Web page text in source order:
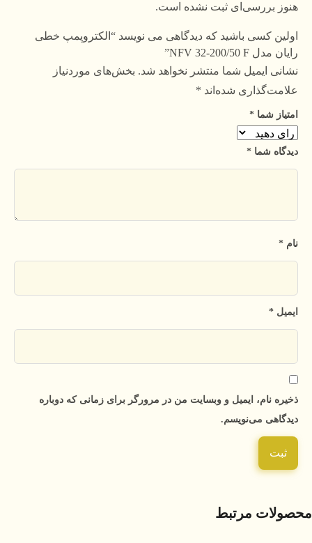
هنوز بررسی‌ای ثبت نشده است.
اولین کسی باشید که دیدگاهی می نویسد “الکتروپمپ خطی
رایان مدل NFV 32-200/50 F”
نشانی ایمیل شما منتشر نخواهد شد. بخش‌های موردنیاز
علامت‌گذاری شده‌اند *
امتیاز شما *
دیدگاه شما *
نام *
ایمیل *
ذخیره نام، ایمیل و وبسایت من در مرورگر برای زمانی که دوباره
دیدگاهی می‌نویسم.
محصولات مرتبط